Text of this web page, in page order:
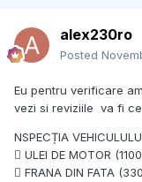
alex230ro
Posted
Eu pentru verificare
vezi si reviziile va fi
NSPECȚIA
 ULEI DE MOTOR
 FRANA DIN FATA